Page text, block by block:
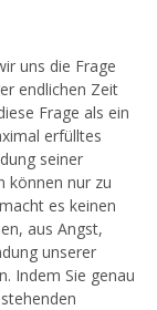
uns die Frage
endlichen Zeit
Frage als ein
erfülltes
seiner
können nur zu
es keinen
aus Angst,
unserer
Indem Sie genau